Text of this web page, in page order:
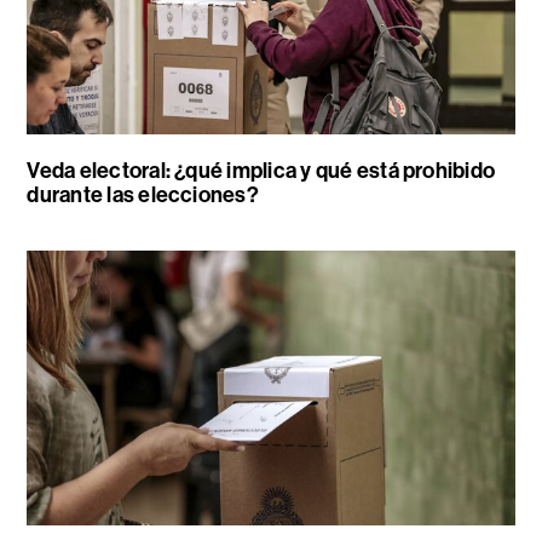
Veda electoral: ¿qué implica y qué está prohibido
durante las elecciones?